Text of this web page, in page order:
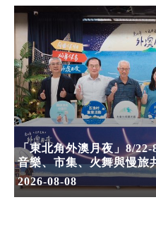
「東北角外澳月夜」8/
音樂、市集、火舞與慢旅
2026-08-08